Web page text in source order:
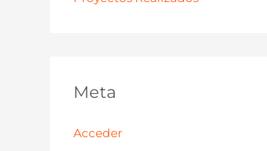
Meta
Acceder